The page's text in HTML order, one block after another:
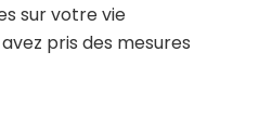
sur votre vie
pris des mesures